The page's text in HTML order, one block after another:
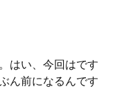
はい、今回はです
ん前になるんです